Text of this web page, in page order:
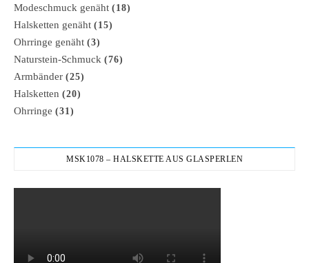
Modeschmuck genäht (18)
Halsketten genäht (15)
Ohrringe genäht (3)
Naturstein-Schmuck (76)
Armbänder (25)
Halsketten (20)
Ohrringe (31)
MSK1078 – HALSKETTE AUS GLASPERLEN